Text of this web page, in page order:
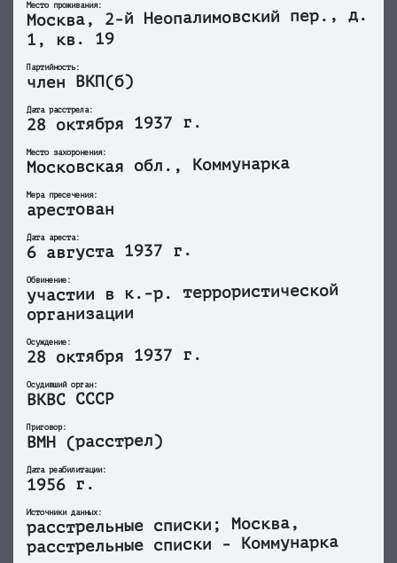
Место проживания:
Москва, 2-й Неопалимовский пер., д.
1, кв. 19
Партийность:
член ВКП(б)
Дата расстрела:
28 октября 1937 г.
Место захоронения:
Московская обл., Коммунарка
Мера пресечения:
арестован
Дата ареста:
6 августа 1937 г.
Обвинение:
участии в к.-р. террористической
организации
Осуждение:
28 октября 1937 г.
Осудивший орган:
ВКВС СССР
Приговор:
ВМН (расстрел)
Дата реабилитации:
1956 г.
Источники данных:
расстрельные списки; Москва,
расстрельные списки - Коммунарка